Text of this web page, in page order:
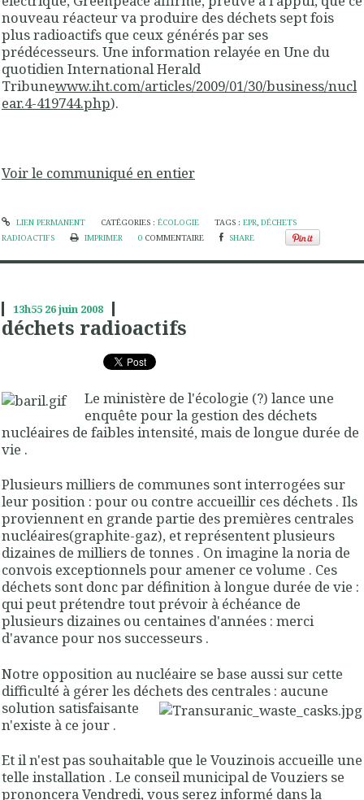
nouveau réacteur va produire des déchets sept fois
plus radioactifs que ceux générés par ses
prédécesseurs. Une information relayée en Une du
quotidienInternational Herald
Tribunewww.iht.com/articles/2009/01/30/business/nucl
ear.4-419744.php).
Voir le communiqué en entier
LIEN PERMANENT CATÉGORIES : ÉCOLOGIE TAGS :EPR,DÉCHETS
RADIOACTIFS
IMPRIMER 0 COMMENTAIRE SHARE
13h55 26juin 2008
déchets radioactifs
Le ministère de l'écologie (?) lance une
enquête pour la gestion des déchets
nucléaires de faibles intensité, mais de longue durée de
vie .
Plusieurs milliers de communes sont interrogées sur
leur position : pour ou contre accueillir ces déchets . Ils
proviennent en grande partie des premières centrales
nucléaires(graphite-gaz), et représentent plusieurs
dizaines de milliers de tonnes . On imagine la noria de
convois exceptionnels pour amener ce volume . Ces
déchets sont donc par définition à longue durée de vie :
qui peut prétendre tout prévoir à échéance de
plusieurs dizaines ou centaines d'années : merci
d'avance pour nos successeurs .
Notre opposition au nucléaire se base aussi sur cette
difficulté à gérer les déchets des centrales : aucune
solution satisfaisante
n'existe à ce jour .
Et il n'est pas souhaitable que le Vouzinois accueille une
telle installation . Le conseil municipal de Vouziers se
prononcera Vendredi, vous serez informé dans la